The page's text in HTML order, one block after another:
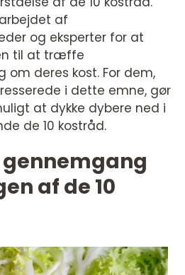
af
og eksperter for at
til at træffe
deres kost. For dem,
i dette emne, gør
at dykke dybere ned i
de 10 kostråd.
gennemgang
af de 10